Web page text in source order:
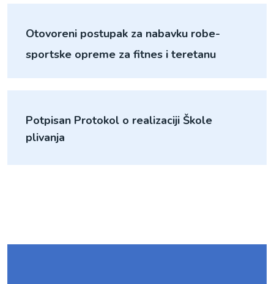
Otovoreni postupak za nabavku robe-
sportske opreme za fitnes i teretanu
Potpisan Protokol o realizaciji Škole
plivanja